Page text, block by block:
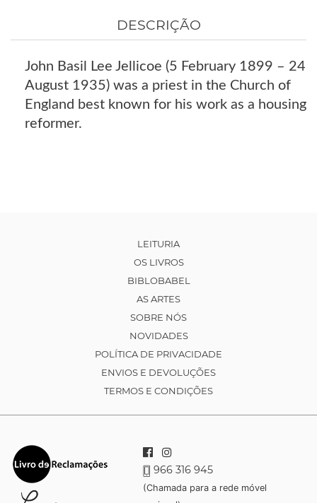
DESCRIÇÃO
John Basil Lee Jellicoe (5 February 1899 – 24
August 1935) was a priest in the Church of
England best known for his work as a housing
reformer.
LEITURIA
OS LIVROS
BIBLOBABEL
AS ARTES
SOBRE NÓS
NOVIDADES
POLÍTICA DE PRIVACIDADE
ENVIOS E DEVOLUÇÕES
TERMOS E CONDIÇÕES
966 316 945
(Chamada para a rede móvel